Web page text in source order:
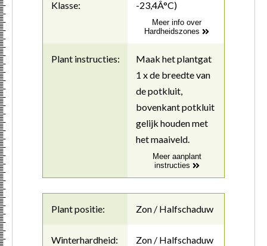
Klasse:
-23,4Â°C)
Meer info over
Hardheidszones
Plant instructies:
Maak het plantgat
1 x de breedte van
de potkluit,
bovenkant potkluit
gelijk houden met
het maaiveld.
Meer aanplant
instructies
Plant positie: Zon / Halfschaduw
Winterhardheid: Zon / Halfschaduw